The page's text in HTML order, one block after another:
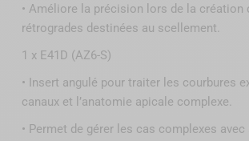
• Améliore la précision lors de la création
rétrogrades destinées au scellement.
1 x E41D (AZ6-S)
• Insert angulé pour traiter les courbures
canaux et l’anatomie apicale complexe.
• Permet de gérer les cas complexes avec